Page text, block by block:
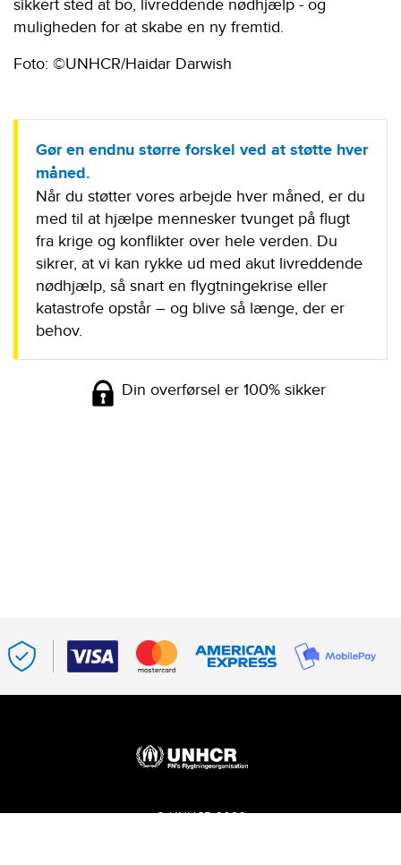
muligheden for at skabe en ny fremtid.
Foto: ©UNHCR/Haidar Darwish
Gør en endnu større forskel ved at støtte hver
måned.
Når du støtter vores arbejde hver måned, er du
med til at hjælpe mennesker tvunget på flugt
fra krige og konflikter over hele verden. Du
sikrer, at vi kan rykke ud med akut livreddende
nødhjælp, så snart en flygtningekrise eller
katastrofe opstår – og blive så længe, der er
behov.
Din overførsel er 100% sikker
© UNHCR 2026